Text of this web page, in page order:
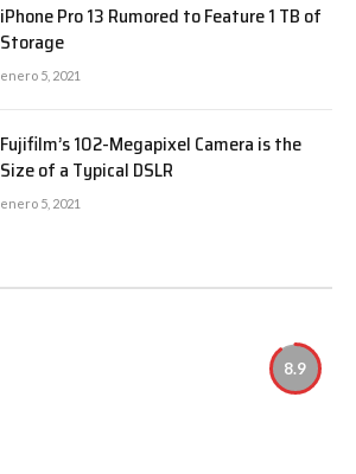
iPhone Pro 13 Rumored to Feature 1 TB of
Storage
enero 5, 2021
Fujifilm’s 102-Megapixel Camera is the
Size of a Typical DSLR
enero 5, 2021
8.9